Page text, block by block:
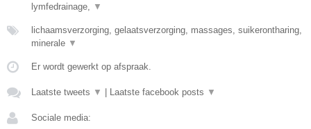
lymfedrainage,
▼
lichaamsverzorging, gelaatsverzorging, massages, suikerontharing,
minerale ▼
Er wordt gewerkt op afspraak.
Laatste tweets ▼ Laatste facebook posts ▼
Sociale media: